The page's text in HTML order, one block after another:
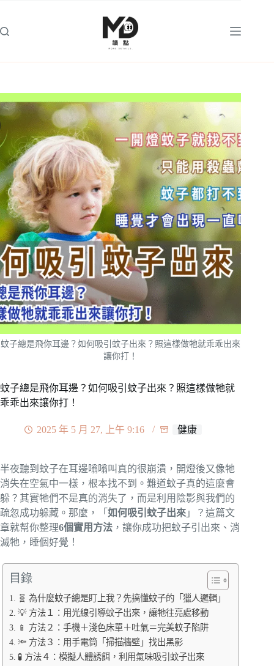
主
蚊子總是飛你耳邊？如何吸引蚊子出來？照這樣做牠就乖乖出來
讓你打！
蚊子總是飛你耳邊？如何吸引蚊子出來？照這樣做牠就
乖乖出來讓你打！
2025 年 5 月 27, 上午 9:16 健康
半夜聽到蚊子在耳邊嗡嗡叫真的很崩潰，開燈後又像牠
消失在空氣中一樣，根本找不到。難道蚊子真的這麼會
躲？其實牠們不是真的消失了，而是利用陰影與我們的
疏忽成功躲藏。那麼，「 如何吸引蚊子出來 」？這篇文
章就幫你整理6個實用方法 ，讓你成功把蚊子引出來、消
滅牠，睡個好覺！
目錄
🧬 為什麼蚊子總是盯上我？先搞懂蚊子的「獵人邏輯」
💡 方法１：用光線引導蚊子出來，讓牠往亮處移動
📱 方法２：手機＋淺色床單＋吐氣＝完美蚊子陷阱
🔦 方法３：用手電筒「掃描牆壁」找出黑影
🧪 方法４：模擬人體誘餌，利用氣味吸引蚊子出來